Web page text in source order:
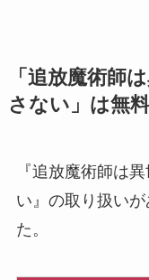
「追放魔術師
さない」は無
『追放魔術師は
い』の取り扱い
た。